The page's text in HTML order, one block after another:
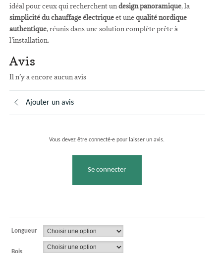
idéal pour ceux qui recherchent undesign panoramique, la
simplicité du chauffage électriqueet unequalité nordique
authentique, réunis dans une solution complète prête à
l’installation.
Avis
Il n’y a encore aucun avis
Ajouter un avis
Vous devez être connecté·e pour laisser un avis.
Se connecter
Longueur